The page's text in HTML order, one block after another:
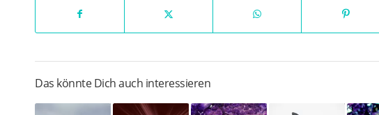
Das könnte Dich auch interessieren